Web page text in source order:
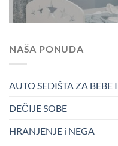
NAŠA PONUDA
AUTO SEDIŠTA ZA BEBE
DEČIJE SOBE
HRANJENJE i NEGA